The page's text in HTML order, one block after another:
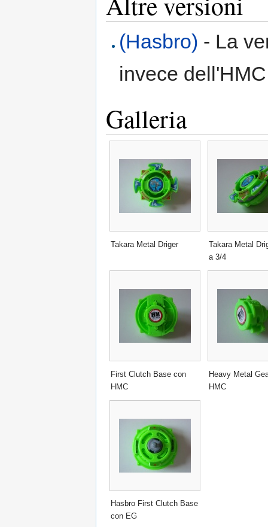
(Hasbro) - La
invece
Galleria
Takara Metal Driger
Takara Metal
a 3/4
First Clutch Base con
HMC
Heavy Metal
HMC
Hasbro First Clutch Base
con EG